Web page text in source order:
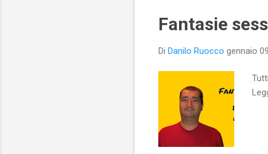
Fantasie
Di Danilo Ruocco gennaio